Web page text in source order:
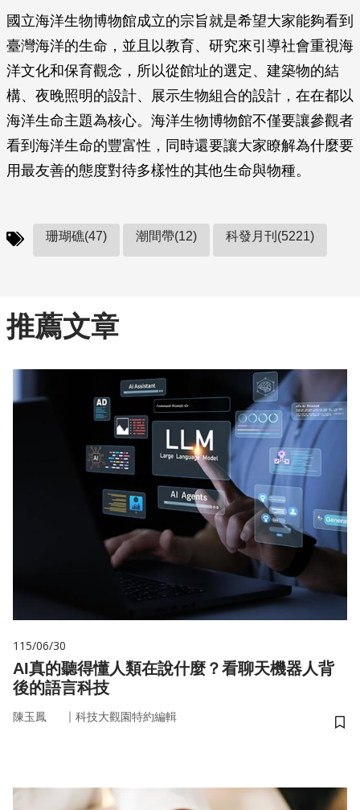
國立海洋生物博物館成立的宗旨就是希望大家能夠看到
臺灣海洋的生命，並且以教育、研究來引導社會重視海
洋文化和保育觀念，所以從館址的選定、建築物的結
構、夜晚照明的設計、展示生物組合的設計，在在都以
海洋生命主題為核心。海洋生物博物館不僅要讓參觀者
看到海洋生命的豐富性，同時還要讓大家瞭解為什麼要
用最友善的態度對待多樣性的其他生命與物種。
珊瑚礁(47) 潮間帶(12) 科發月刊(5221)
推薦文章
115/06/30
AI真的聽得懂人類在說什麼？看聊天機器人背
後的語言科技
陳玉鳳 ｜ 科技大觀園特約編輯
儲